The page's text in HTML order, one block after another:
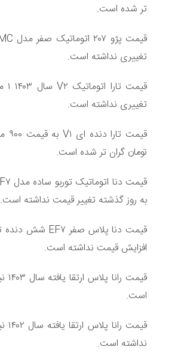
تر شده است.
تغییری نداشته است.
تغییری نداشته است.
تومان گران تر شده است.
به روز گذشته تغییر قیمت نداشته است.
افزایش قیمت نداشته است.
است.
نداشته است.